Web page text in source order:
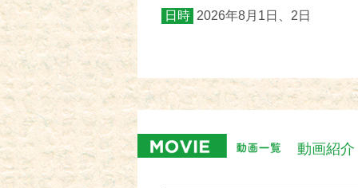
日時 2026年8月1日、2日
動画紹介